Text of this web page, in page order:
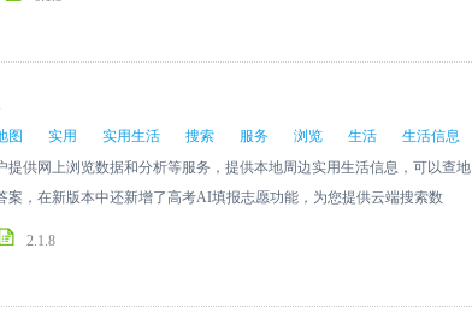
图 实用 实用生活 搜索 服务 浏览 生活 生活信息
提供网上浏览数据和分析等服务，提供本地周边实用生活信息，可以查地
案，在新版本中还新增了高考AI填报志愿功能，为您提供云端搜索数
览结果给大家。
2.1.8